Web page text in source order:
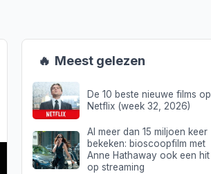
🔥 Meest gelezen
De 10 beste nieuwe films op
Netflix (week 32, 2026)
Al meer dan 15 miljoen keer
bekeken: bioscoopfilm met
Anne Hathaway ook een hit
op streaming